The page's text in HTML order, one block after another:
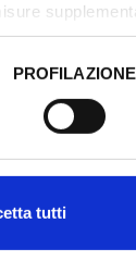
PROFILAZIONE
tutti